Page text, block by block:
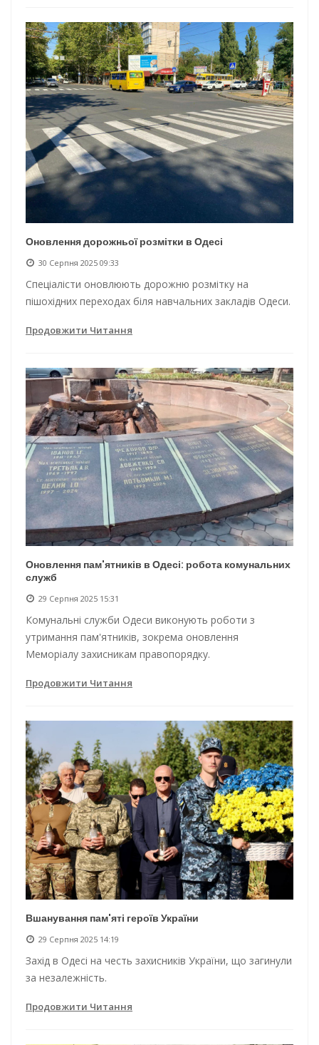
Оновлення дорожньої розмітки в Одесі
30 Серпня 2025 09:33
Спеціалісти оновлюють дорожню розмітку на
пішохідних переходах біля навчальних закладів Одеси.
Продовжити Читання
Оновлення пам'ятників в Одесі: робота комунальних
служб
29 Серпня 2025 15:31
Комунальні служби Одеси виконують роботи з
утримання пам'ятників, зокрема оновлення
Меморіалу захисникам правопорядку.
Продовжити Читання
Вшанування пам'яті героїв України
29 Серпня 2025 14:19
Захід в Одесі на честь захисників України, що загинули
за незалежність.
Продовжити Читання